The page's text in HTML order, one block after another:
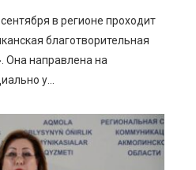
в регионе проходит
благотворительная
Она направлена на
у...